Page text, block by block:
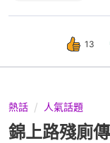
13
熱話 人氣話題
錦上路殘廁